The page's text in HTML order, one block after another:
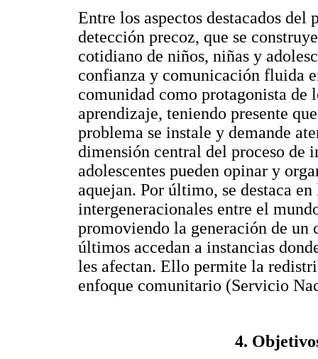
Entre los aspectos destacados del
detección precoz, que se
cotidiano de niños, niñas y
confianza y comunicación fluida
comunidad como protagonista de
aprendizaje, teniendo presente
problema se instale y demande
dimensión central del proceso de
adolescentes pueden opinar y
aquejan. Por último, se destaca
intergeneracionales entre el
promoviendo la generación de un
últimos accedan a instancias
les afectan. Ello permite la
enfoque comunitario (Servicio
4.